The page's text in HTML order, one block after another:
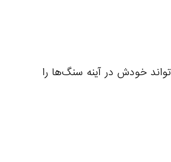
خودش در آینه سنگ‌ها را